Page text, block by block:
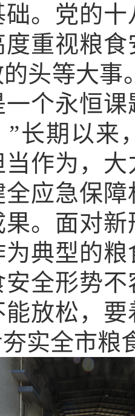
。党的
度重视粮
头等大事
个永恒
”长期以来
作为，
应急保
。面对
典型的
安全形势
放松，
实全市粮